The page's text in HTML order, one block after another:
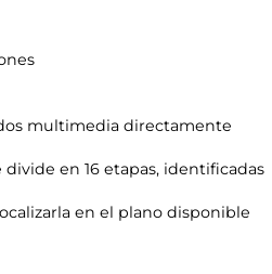
multimedia directamente
en 16 etapas, identificadas
en el plano disponible